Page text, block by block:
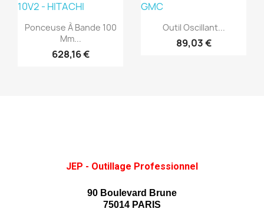
Aperçu rapide
Ponceuse À Bande 100
Mm...
628,16 €
Aperçu rapide
Outil Oscillant...
89,03 €
JEP - Outillage Professionnel
90 Boulevard Brune
75014 PARIS